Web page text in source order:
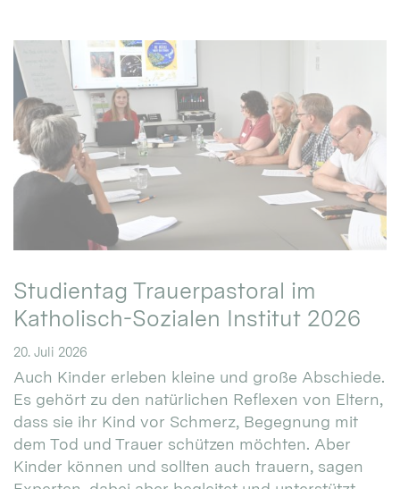
Studientag Trauerpastoral im
Katholisch-Sozialen Institut 2026
20. Juli 2026
Auch Kinder erleben kleine und große Abschiede.
Es gehört zu den natürlichen Reflexen von Eltern,
dass sie ihr Kind vor Schmerz, Begegnung mit
dem Tod und Trauer schützen möchten. Aber
Kinder können und sollten auch trauern, sagen